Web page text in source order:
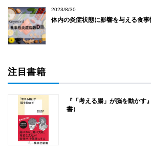
2023/8/30
体内の炎症状態に影響を与える食
注目書籍
『「考える腸」が脳を動かす
書）